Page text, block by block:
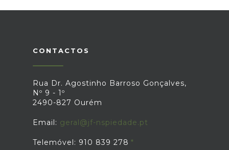
CONTACTOS
Rua Dr. Agostinho Barroso Gonçalves,
Nº 9 - 1º
2490-827 Ourém
Email: geral@jf-nspiedade.pt
Telemóvel: 910 839 278